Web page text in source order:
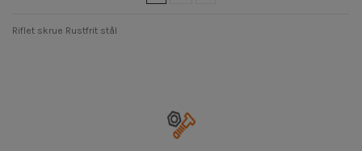
Riflet skrue Rustfrit stål